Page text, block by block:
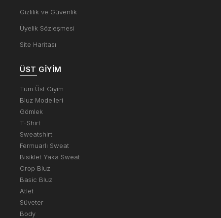
Gizlilik ve Güvenlik
Üyelik Sözleşmesi
Site Haritası
ÜST GIYIM
Tüm Üst Giyim
Bluz Modelleri
Gömlek
T-Shirt
Sweatshirt
Fermuarlı Sweat
Bisiklet Yaka Sweat
Crop Bluz
Basic Bluz
Atlet
Süveter
Body